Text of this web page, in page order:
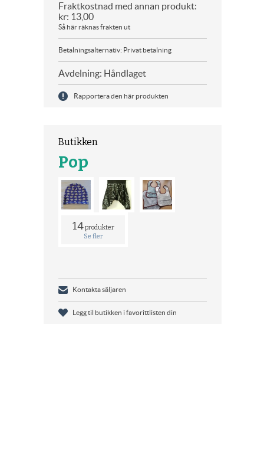
Fraktkostnad med annan produkt:
kr: 13,00
Så här räknas frakten ut
Betalningsalternativ: Privat betalning
Avdelning: Håndlaget
Rapportera den här produkten
Butikken
Pop
14produkter
Se fler
Kontakta säljaren
Legg til butikken i favorittlisten din